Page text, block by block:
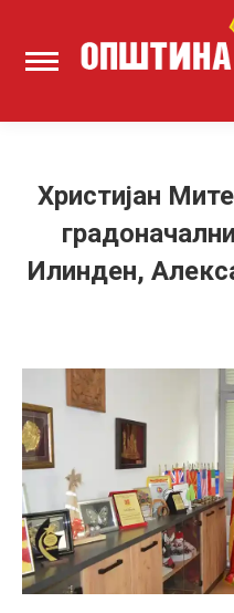
Христијан
Илинден,